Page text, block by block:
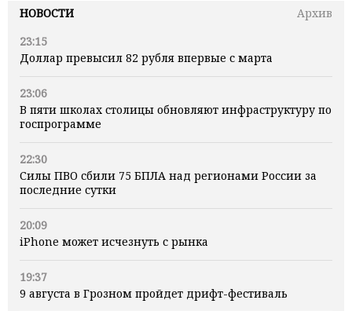
НОВОСТИ
Архив
23:15
Доллар превысил 82 рубля впервые с марта
23:06
В пяти школах столицы обновляют инфраструктуру по
госпрограмме
22:30
Силы ПВО сбили 75 БПЛА над регионами России за
последние сутки
20:09
iPhone может исчезнуть с рынка
19:37
9 августа в Грозном пройдет дрифт-фестиваль